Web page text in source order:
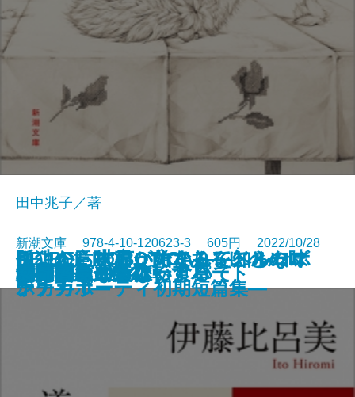
罪の轍
名人
闇の奥
六畳間ミステリーアパート
さよならの言い方なんて知らな
い。7
幽世の薬剤師2
殺人者
銀花の蔵
孤独の意味も、女であることの味
わいも
私のことならほっといて
田中兆子／著
新潮文庫 978-4-10-120623-3 605円 2022/10/28
道行きや
ポロック生命体
清く貧しく美しく
アガワ家の危ない食卓
自転しながら公転する
ここから世界が始まる―トルーマ
ン・カポーティ初期短篇集―
56日間
RE:BEL ROBOTICA―レベルロボ
チカ―
RE:BEL ROBOTICA 0―レベルロ
ボチカ 0―
女副署長 祭礼